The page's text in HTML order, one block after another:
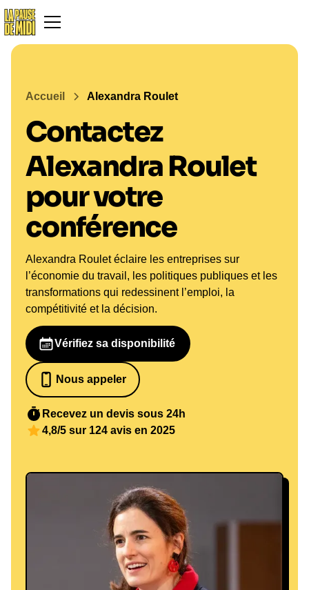
Accueil Alexandra Roulet
Contactez
Alexandra Roulet
pour votre
conférence
Alexandra Roulet éclaire les entreprises sur
l’économie du travail, les politiques publiques et les
transformations qui redessinent l’emploi, la
compétitivité et la décision.
Vérifiez sa disponibilité
Nous appeler
07 82 68 65 18
Recevez un devis sous 24h
4,8/5 sur 124 avis en 2025